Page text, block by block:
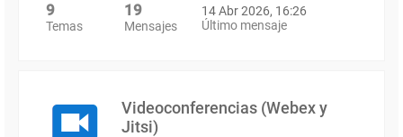
9
Temas
19
Mensajes
14 Abr 2026, 16:26
Último mensaje
Videoconferencias (Webex y
Jitsi)